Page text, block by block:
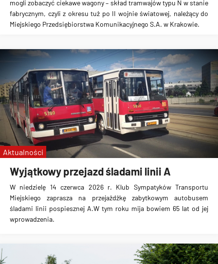
mogli zobaczyć ciekawe wagony – skład tramwajów typu N w stanie
fabrycznym, czyli z okresu tuż po II wojnie światowej, należący do
Miejskiego Przedsiębiorstwa Komunikacyjnego S.A. w Krakowie.
Wyjątkowy przejazd śladami linii A
W niedzielę 14 czerwca 2026 r. Klub Sympatyków Transportu
Miejskiego zaprasza na przejażdżkę zabytkowym autobusem
śladami linii pospiesznej A.W tym roku mija bowiem 65 lat od jej
wprowadzenia.
Aktualności